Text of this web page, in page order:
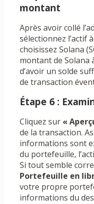
montant
Après avoir collé
sélectionnez l’actif
choisissez Solana
montant de Solana
d’avoir un solde
de transaction
Étape 6 :
Cliquez sur «
de la transaction.
informations sont
du portefeuille,
Si tout semble
Portefeuille en
votre propre
informations du